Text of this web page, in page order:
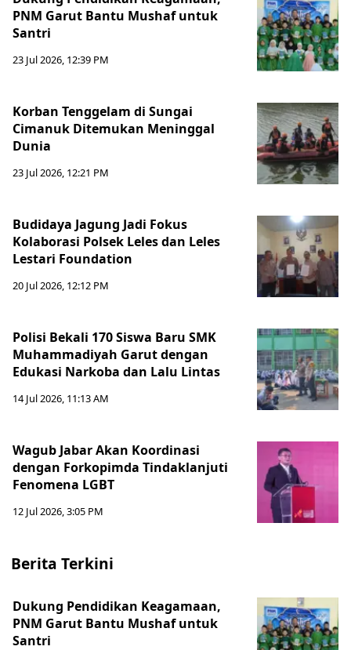
PNM Garut Bantu Mushaf untuk
Santri
23 Jul 2026, 12:39 PM
Korban Tenggelam di Sungai
Cimanuk Ditemukan Meninggal
Dunia
23 Jul 2026, 12:21 PM
Budidaya Jagung Jadi Fokus
Kolaborasi Polsek Leles dan Leles
Lestari Foundation
20 Jul 2026, 12:12 PM
Polisi Bekali 170 Siswa Baru SMK
Muhammadiyah Garut dengan
Edukasi Narkoba dan Lalu Lintas
14 Jul 2026, 11:13 AM
Wagub Jabar Akan Koordinasi
dengan Forkopimda Tindaklanjuti
Fenomena LGBT
12 Jul 2026, 3:05 PM
Berita Terkini
Dukung Pendidikan Keagamaan,
PNM Garut Bantu Mushaf untuk
Santri